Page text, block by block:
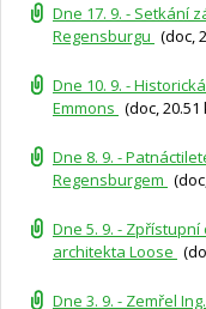
Dne 17. 9. - Setkání
Regensburgu (doc,
Dne 10. 9. -
Emmons (doc, 20.51
Dne 8. 9. -
Regensburgem
Dne 5. 9. -
architekta Loose
Dne 3. 9. - Zemřel